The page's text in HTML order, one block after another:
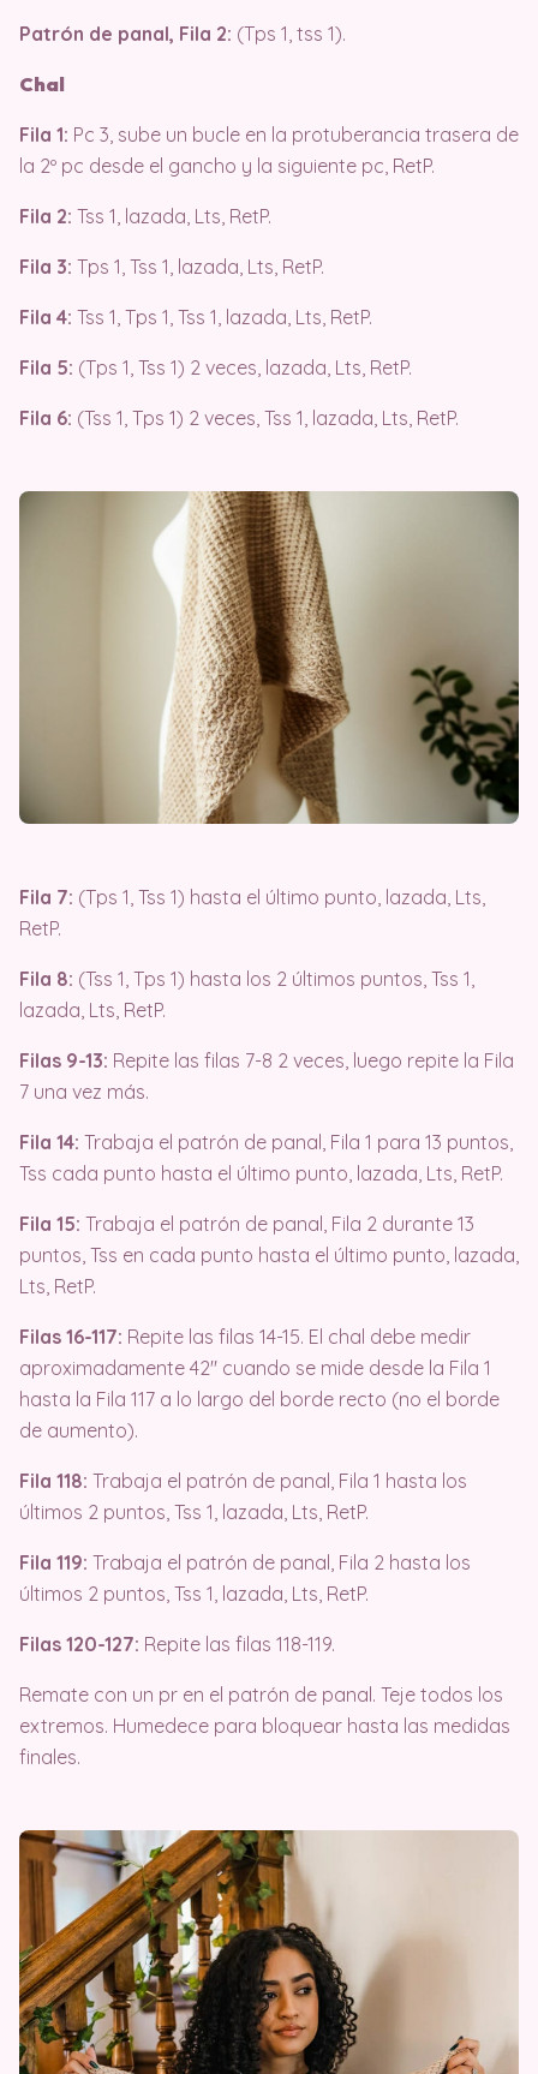
Patrón de panal, Fila 2: (Tps 1, tss 1).
Chal
Fila 1: Pc 3, sube un bucle en la protuberancia trasera de
la 2º pc desde el gancho y la siguiente pc, RetP.
Fila 2: Tss 1, lazada, Lts, RetP.
Fila 3: Tps 1, Tss 1, lazada, Lts, RetP.
Fila 4: Tss 1, Tps 1, Tss 1, lazada, Lts, RetP.
Fila 5: (Tps 1, Tss 1) 2 veces, lazada, Lts, RetP.
Fila 6: (Tss 1, Tps 1) 2 veces, Tss 1, lazada, Lts, RetP.
Fila 7: (Tps 1, Tss 1) hasta el último punto, lazada, Lts,
RetP.
Fila 8: (Tss 1, Tps 1) hasta los 2 últimos puntos, Tss 1,
lazada, Lts, RetP.
Filas 9-13: Repite las filas 7-8 2 veces, luego repite la Fila
7 una vez más.
Fila 14: Trabaja el patrón de panal, Fila 1 para 13 puntos,
Tss cada punto hasta el último punto, lazada, Lts, RetP.
Fila 15: Trabaja el patrón de panal, Fila 2 durante 13
puntos, Tss en cada punto hasta el último punto, lazada,
Lts, RetP.
Filas 16-117: Repite las filas 14-15. El chal debe medir
aproximadamente 42″ cuando se mide desde la Fila 1
hasta la Fila 117 a lo largo del borde recto (no el borde
de aumento).
Fila 118: Trabaja el patrón de panal, Fila 1 hasta los
últimos 2 puntos, Tss 1, lazada, Lts, RetP.
Fila 119: Trabaja el patrón de panal, Fila 2 hasta los
últimos 2 puntos, Tss 1, lazada, Lts, RetP.
Filas 120-127: Repite las filas 118-119.
Remate con un pr en el patrón de panal. Teje todos los
extremos. Humedece para bloquear hasta las medidas
finales.